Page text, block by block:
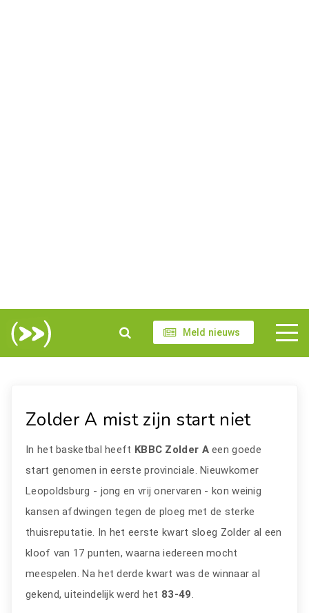
Meld nieuws
Zolder A mist zijn start niet
In het basketbal heeft KBBC Zolder Aeen goede
start genomen in eerste provinciale. Nieuwkomer
Leopoldsburg - jong en vrij onervaren - kon weinig
kansen afdwingen tegen de ploeg met de sterke
thuisreputatie. In het eerste kwart sloeg Zolder al een
kloof van 17 punten, waarna iedereen mocht
meespelen. Na het derde kwart was de winnaar al
gekend, uiteindelijk werd het 83-49.